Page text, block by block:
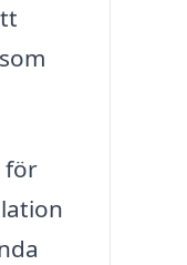
för